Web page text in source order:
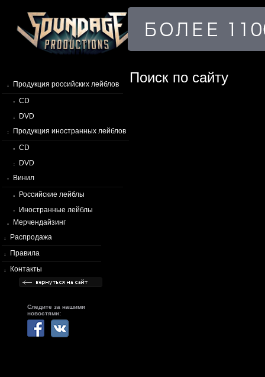
Продукция российских лейблов
CD
DVD
Продукция иностранных лейблов
CD
DVD
Винил
Российские лейблы
Иностранные лейблы
Мерчендайзинг
Распродажа
Правила
Контакты
Следите за нашими
новостями:
Поиск по сайту